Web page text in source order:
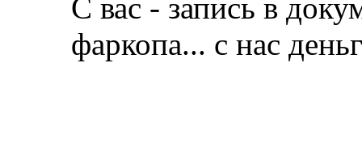
С вас - запись в
фаркопа... с нас